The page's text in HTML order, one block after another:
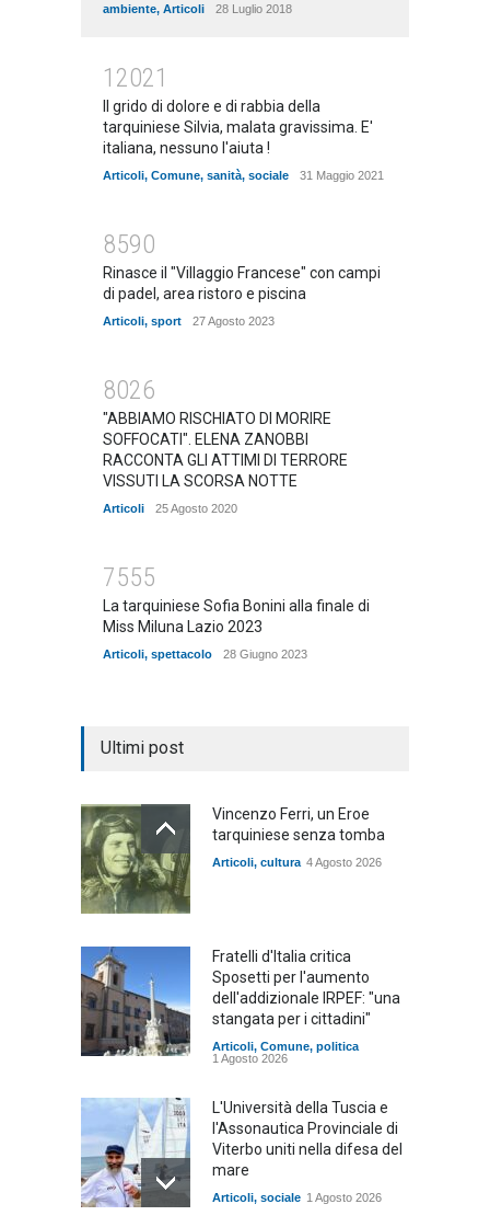
ambiente, Articoli 28 Luglio 2018
12021
Il grido di dolore e di rabbia della
tarquiniese Silvia, malata gravissima. E'
italiana, nessuno l'aiuta !
Articoli, Comune, sanità, sociale 31 Maggio 2021
8590
Rinasce il "Villaggio Francese" con campi
di padel, area ristoro e piscina
Articoli, sport 27 Agosto 2023
8026
"ABBIAMO RISCHIATO DI MORIRE
SOFFOCATI". ELENA ZANOBBI
RACCONTA GLI ATTIMI DI TERRORE
VISSUTI LA SCORSA NOTTE
Articoli 25 Agosto 2020
7555
La tarquiniese Sofia Bonini alla finale di
Miss Miluna Lazio 2023
Articoli, spettacolo 28 Giugno 2023
Ultimi post
Vincenzo Ferri, un Eroe
tarquiniese senza tomba
Articoli, cultura 4 Agosto 2026
Fratelli d'Italia critica
Sposetti per l'aumento
dell'addizionale IRPEF: "una
stangata per i cittadini"
Articoli, Comune, politica
1 Agosto 2026
L'Università della Tuscia e
l'Assonautica Provinciale di
Viterbo uniti nella difesa del
mare
Articoli, sociale 1 Agosto 2026